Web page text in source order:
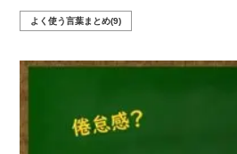
よく使う言葉まとめ(9)